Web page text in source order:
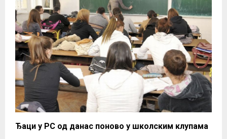
Ђаци у РС од данас поново у школским клупама